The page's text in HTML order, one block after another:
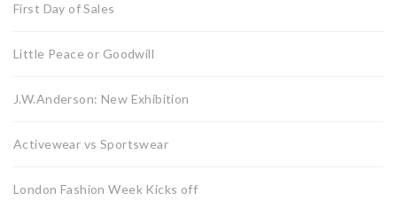
First Day of Sales
Little Peace or Goodwill
J.W.Anderson: New Exhibition
Activewear vs Sportswear
London Fashion Week Kicks off